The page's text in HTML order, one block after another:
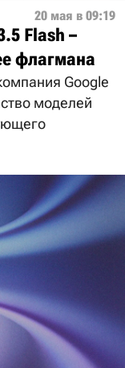
20 мая в 09:19
Flash –
флагмана
Google
моделей